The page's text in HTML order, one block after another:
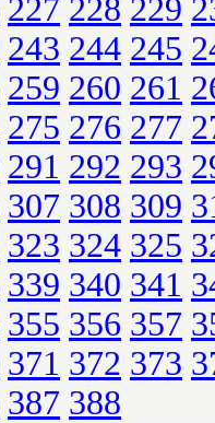
227 228 229
243 244 245
259 260 261
275 276 277
291 292 293
307 308 309
323 324 325
339 340 341
355 356 357
371 372 373
387 388